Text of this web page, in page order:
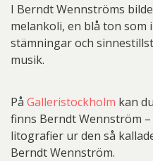
I Berndt Wennströms
melankoli, en blå ton som
stämningar och
musik.
På Galleristockholm kan
finns Berndt Wennström
litografier ur den så
Berndt Wennström.